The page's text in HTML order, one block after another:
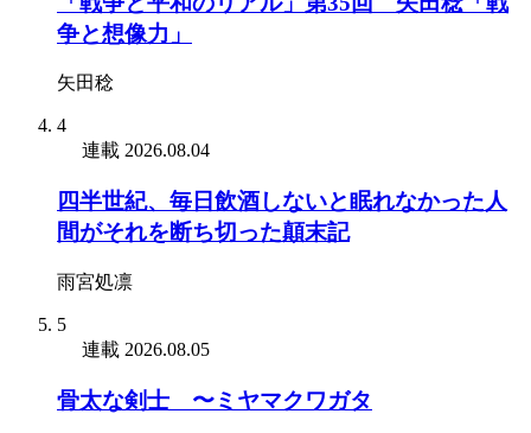
争と想像力」
矢田稔
4
連載 2026.08.04
四半世紀、毎日飲酒しないと眠れなかった人
間がそれを断ち切った顛末記
雨宮処凛
5
連載 2026.08.05
骨太な剣士 〜ミヤマクワガタ